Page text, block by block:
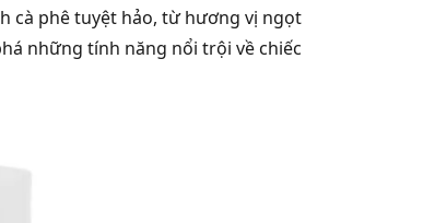
cà phê tuyệt hảo, từ hương vị ngọt
những tính năng nổi trội về chiếc